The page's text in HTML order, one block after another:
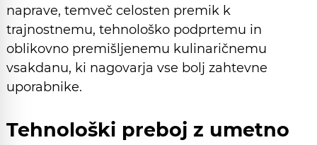
naprave, temveč celosten premik k
trajnostnemu, tehnološko podprtemu in
oblikovno premišljenemu kulinaričnemu
vsakdanu, ki nagovarja vse bolj zahtevne
uporabnike.
Tehnološki preboj z umetno